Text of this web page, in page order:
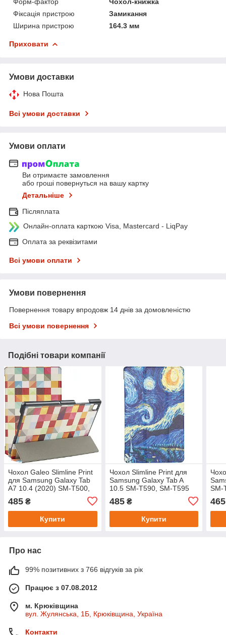
Фіксація пристрою
Замикання
Ширина пристрою
164.3 мм
Приховати
Умови доставки
Нова Пошта
Всі умови доставки
Умови оплати
Ви отримаєте замовлення
або гроші повернуться на вашу картку
Детальніше
Післяплата
Онлайн-оплата карткою Visa, Mastercard - LiqPay
Оплата за реквізитами
Всі умови оплати
Умови повернення
Повернення товару впродовж 14 днів за домовленістю
Всі умови повернення
Подібні товари компанії
Чохол Galeo Slimline Print
для Samsung Galaxy Tab
A7 10.4 (2020) SM-T500,
485 ₴
Купити
Чохол Slimline Print для
Samsung Galaxy Tab A
10.5 SM-T590, SM-T595
485₴
Купити
SM-
465
Про нас
99% позитивних з 766 відгуків за рік
Працює з 07.08.2012
м. Крюківщина
вул. Жулянська, 1Б, Крюківщина, Україна
Контакти